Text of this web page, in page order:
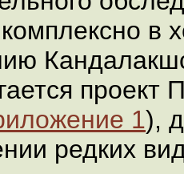
в
проект
1),
редких